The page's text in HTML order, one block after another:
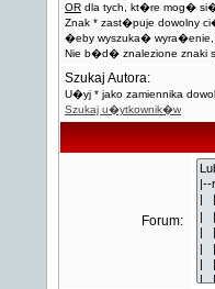
OR dla tych, kt�re mog�
Znak * zast�puje dowolny
�eby wyszuka� wyra�enie,
Nie b�d� znalezione znaki
Szukaj Autora:
U�yj * jako zamiennika
Szukaj u�ytkownik�w
Forum: